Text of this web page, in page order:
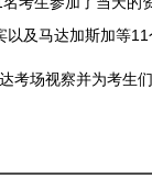
及马达加斯加等
场视察并为考生们